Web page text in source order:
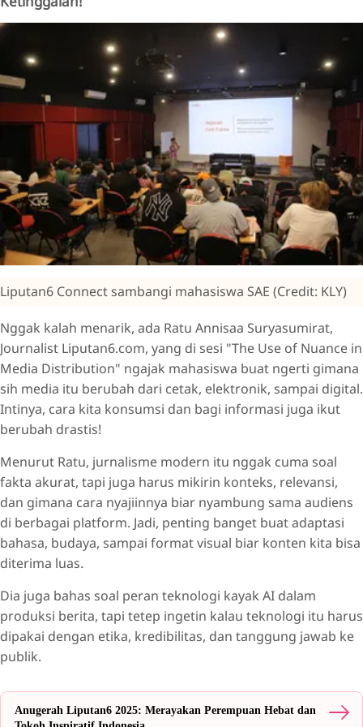
Liputan6 Connect sambangi mahasiswa SAE (Credit: KLY)
Nggak kalah menarik, ada Ratu Annisaa Suryasumirat,
Journalist Liputan6.com, yang di sesi "The Use of Nuance in
Media Distribution" ngajak mahasiswa buat ngerti gimana
sih media itu berubah dari cetak, elektronik, sampai digital.
Intinya, cara kita konsumsi dan bagi informasi juga ikut
berubah drastis!
Menurut Ratu, jurnalisme modern itu nggak cuma soal
fakta akurat, tapi juga harus mikirin konteks, relevansi,
dan gimana cara nyajiinnya biar nyambung sama audiens
di berbagai platform. Jadi, penting banget buat adaptasi
bahasa, budaya, sampai format visual biar konten kita bisa
diterima luas.
Dia juga bahas soal peran teknologi kayak AI dalam
produksi berita, tapi tetep ingetin kalau teknologi itu harus
dipakai dengan etika, kredibilitas, dan tanggung jawab ke
publik.
Anugerah Liputan6 2025: Merayakan Perempuan Hebat dan